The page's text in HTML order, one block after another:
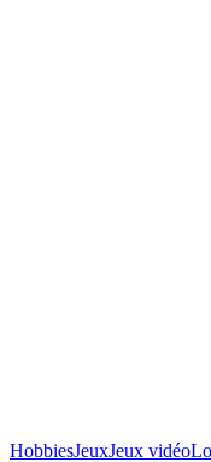
HobbiesJeuxJeux vidéo